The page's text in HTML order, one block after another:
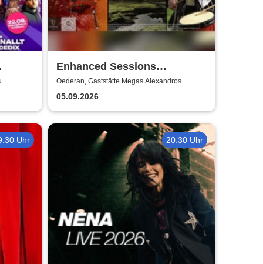
Enhanced Sessions
Unplugged
Oederan, Gaststätte Megas Alexandros
05.09.2026
Uhr 20:30 Uhr